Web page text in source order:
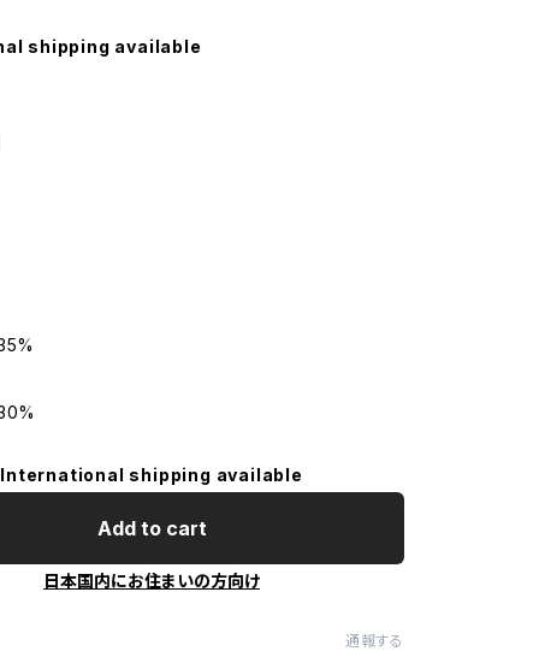
shipping available
International shipping available
Add to cart
日本国内にお住まいの方向け
通報する